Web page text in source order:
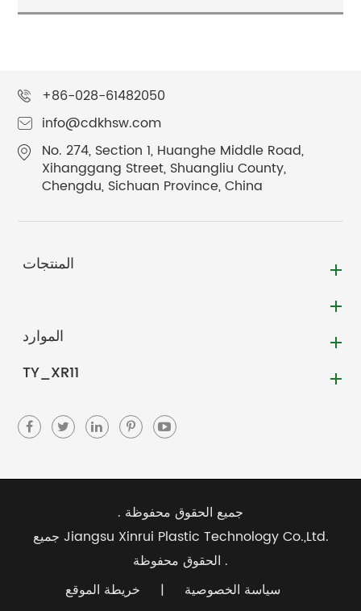
+86-028-61482050
info@cdkhsw.com
No. 274, Section 1, Huanghe Middle Road,
Xihanggang Street, Shuangliu County,
Chengdu, Sichuan Province, China
المنتجات
الموارد
TY_XR11
جميع الحقوق محفوظة .
Jiangsu Xinrui Plastic Technology Co.,Ltd. جميع
الحقوق محفوظة .
خريطة الموقع
| سياسة الخصوصية